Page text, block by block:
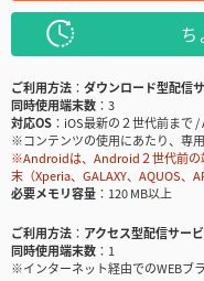
ち
ご利用方法
ダウンロード型配信
同時使用端末数
3
対応OS
iOS最新の２世代前まで
※コンテンツの使用にあたり、専
※Androidは、Android２世代前の
末（Xperia、GALAXY、AQUOS、
必要メモリ容量
120 MB以上
ご利用方法
アクセス型配信サー
同時使用端末数
1
※インターネット経由でのWEBブ